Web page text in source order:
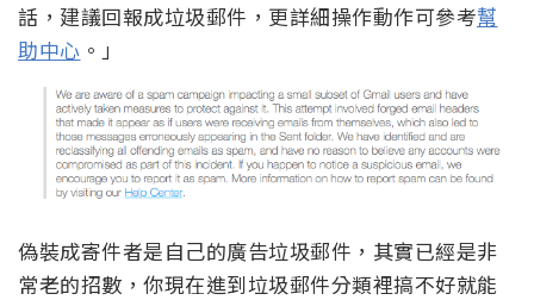
話，建議回報成垃圾郵件，更詳細操作動作可參考幫
助中心 。」
偽裝成寄件者是自己的廣告垃圾郵件，其實已經是非
常老的招數，你現在進到垃圾郵件分類裡搞不好就能